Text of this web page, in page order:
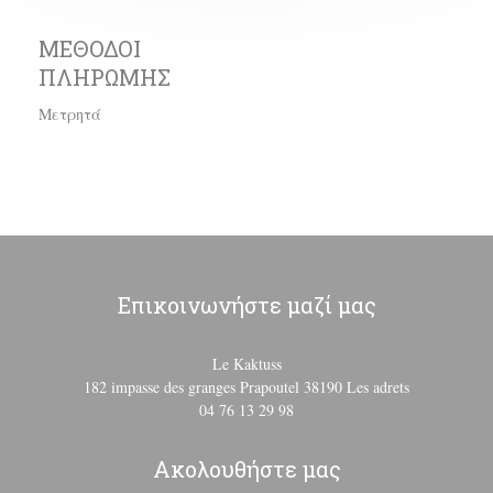
ΜΈΘΟΔΟΙ
ΠΛΗΡΩΜΉΣ
Μετρητά
Επικοινωνήστε μαζί μας
Le Kaktuss
182 impasse des granges Prapoutel 38190 Les adrets((ανοίγει
04 76 13 29 98
Ακολουθήστε μας